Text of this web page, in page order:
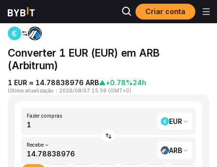
Criar conta
Página inicial
Converter 1 EUR (EUR) em ARB
(Arbitrum)
1 EUR ≈ 14.78838976 ARB▲+0.78%24h
Última atualização ： 2026/08/07 15:59 (GMT+0)
Fazer compras
EUR
Recebe ~
ARB